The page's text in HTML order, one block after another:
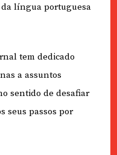
da língua portuguesa
tem dedicado
a assuntos
sentido de desafiar
seus passos por